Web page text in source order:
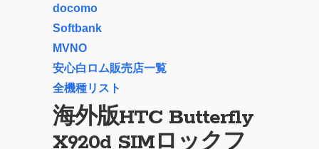
docomo
Softbank
MVNO
安心白ロム販売店一覧
全機種リスト
海外版HTC Butterfly
X920d SIMロックフ